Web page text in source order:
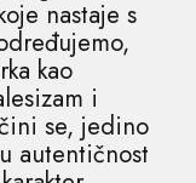
nastaje s
kao
i
se, jedino
autentičnost